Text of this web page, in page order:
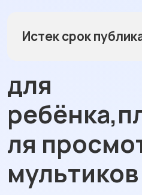
Истек срок
для
ля